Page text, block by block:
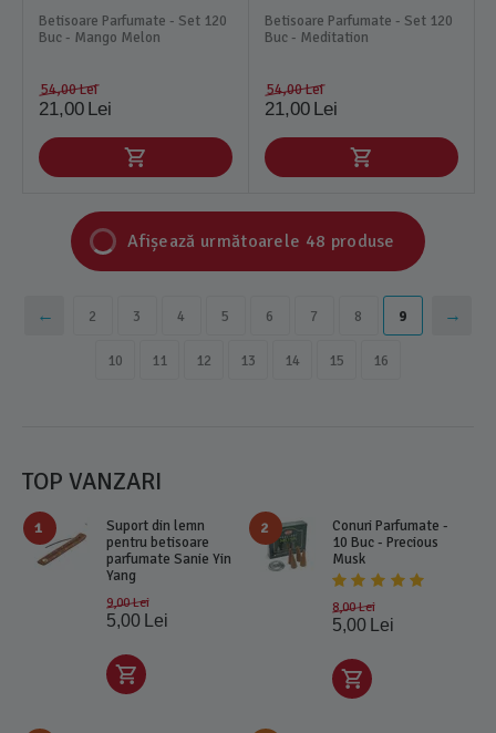
Betisoare Parfumate - Set 120
Buc - Mango Melon
54,00Lei
21,00 Lei
Betisoare Parfumate - Set 120
Buc - Meditation
54,00Lei
21,00 Lei
Afișează următoarele 48 produse
2 3 4 5 6 7 8 9
10 11 12 13 14 15 16
TOP VANZARI
1
Suport din lemn
pentru betisoare
parfumate Sanie Yin
Yang
9,00 Lei
5,00 Lei
2
Conuri Parfumate -
10 Buc - Precious
Musk
8,00 Lei
5,00 Lei